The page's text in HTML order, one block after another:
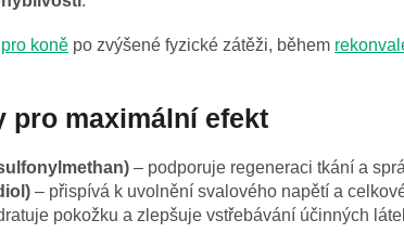
pro koně po zvýšené fyzické zátěži, během
pro maximální efekt
– podporuje regeneraci tkání a
– přispívá k uvolnění svalového napětí a
pokožku a zlepšuje vstřebávání účinných